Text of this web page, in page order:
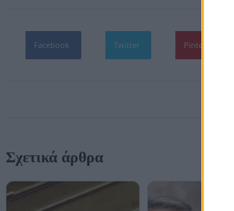
Facebook Twitter Pinterest
Σχετικά άρθρα